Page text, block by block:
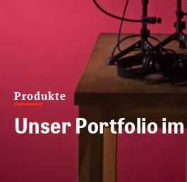
Produkte
Unser Portfolio